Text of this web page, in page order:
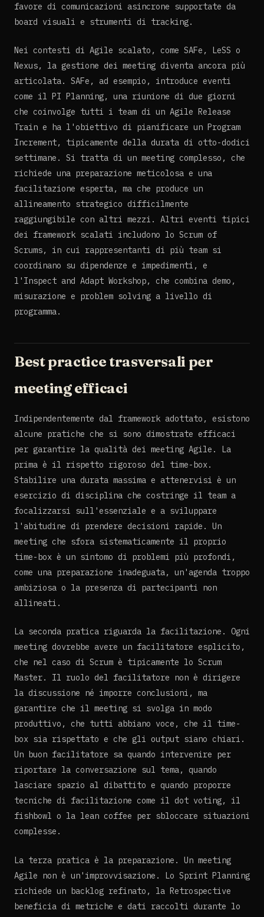
favore di comunicazioni asincrone supportate da
board visuali e strumenti di tracking.
Nei contesti di Agile scalato, come SAFe, LeSS o
Nexus, la gestione dei meeting diventa ancora più
articolata. SAFe, ad esempio, introduce eventi
come il PI Planning, una riunione di due giorni
che coinvolge tutti i team di un Agile Release
Train e ha l'obiettivo di pianificare un Program
Increment, tipicamente della durata di otto-dodici
settimane. Si tratta di un meeting complesso, che
richiede una preparazione meticolosa e una
facilitazione esperta, ma che produce un
allineamento strategico difficilmente
raggiungibile con altri mezzi. Altri eventi tipici
dei framework scalati includono lo Scrum of
Scrums, in cui rappresentanti di più team si
coordinano su dipendenze e impedimenti, e
l'Inspect and Adapt Workshop, che combina demo,
misurazione e problem solving a livello di
programma.
Best practice trasversali per
meeting efficaci
Indipendentemente dal framework adottato, esistono
alcune pratiche che si sono dimostrate efficaci
per garantire la qualità dei meeting Agile. La
prima è il rispetto rigoroso del time-box.
Stabilire una durata massima e attenervisi è un
esercizio di disciplina che costringe il team a
focalizzarsi sull'essenziale e a sviluppare
l'abitudine di prendere decisioni rapide. Un
meeting che sfora sistematicamente il proprio
time-box è un sintomo di problemi più profondi,
come una preparazione inadeguata, un'agenda troppo
ambiziosa o la presenza di partecipanti non
allineati.
La seconda pratica riguarda la facilitazione. Ogni
meeting dovrebbe avere un facilitatore esplicito,
che nel caso di Scrum è tipicamente lo Scrum
Master. Il ruolo del facilitatore non è dirigere
la discussione né imporre conclusioni, ma
garantire che il meeting si svolga in modo
produttivo, che tutti abbiano voce, che il time-
box sia rispettato e che gli output siano chiari.
Un buon facilitatore sa quando intervenire per
riportare la conversazione sul tema, quando
lasciare spazio al dibattito e quando proporre
tecniche di facilitazione come il dot voting, il
fishbowl o la lean coffee per sbloccare situazioni
complesse.
La terza pratica è la preparazione. Un meeting
Agile non è un'improvvisazione. Lo Sprint Planning
richiede un backlog refinato, la Retrospective
beneficia di metriche e dati raccolti durante lo